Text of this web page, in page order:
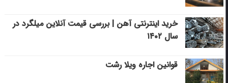
خرید اینترنتی آهن | بررسی قیمت آنلاین میلگرد در
سال ۱۴۰۲
قوانین اجاره ویلا رشت